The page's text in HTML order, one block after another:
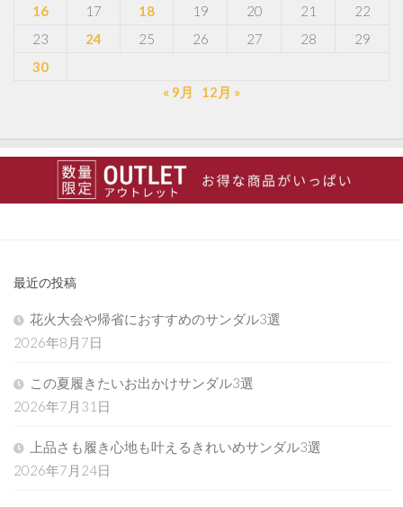
16
17 18 19 20 21
22
23
24 25 26 27 28
29
30
« 9月
12月 »
最近の投稿
花火大会や帰省におすすめのサンダル3選
2026年8月7日
この夏履きたいお出かけサンダル3選
2026年7月31日
上品さも履き心地も叶えるきれいめサンダル3選
2026年7月24日